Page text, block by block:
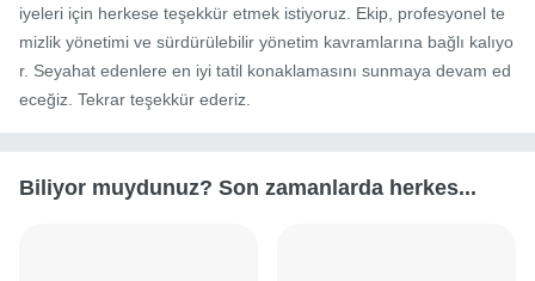
iyeleri için herkese teşekkür etmek istiyoruz. Ekip, profesyonel te
mizlik yönetimi ve sürdürülebilir yönetim kavramlarına bağlı kalıyo
r. Seyahat edenlere en iyi tatil konaklamasını sunmaya devam ed
eceğiz. Tekrar teşekkür ederiz.
Biliyor muydunuz? Son zamanlarda herkes...